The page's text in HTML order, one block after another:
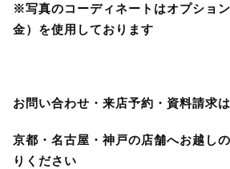
※写真のコーディネートはオプショ
金）を使用しております
お問い合わせ・来店予約・資料請求は
京都・名古屋・神戸の店舗へお越し
りください
ビンテージ振袖
理由あり品SALE
レンタルアップ商品